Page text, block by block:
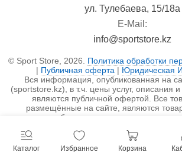
ул. Тулебаева, 15/18а
E-Mail:
info@sportstore.kz
© Sport Store, 2026. Политика обработки
| Публичная оферта | Юридическая
Вся информация, опубликованная на
(sportstore.kz), в т.ч. цены услуг, описания и
являются публичной офертой. Все
размещённые на сайте, являются
правообладателя и используются
Каталог Избранное Корзина